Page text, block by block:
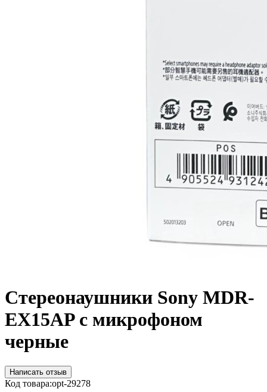
Стереонаушники Sony MDR-
EX15AP с микрофоном
черные
Написать отзыв
Код товара:opt-29278